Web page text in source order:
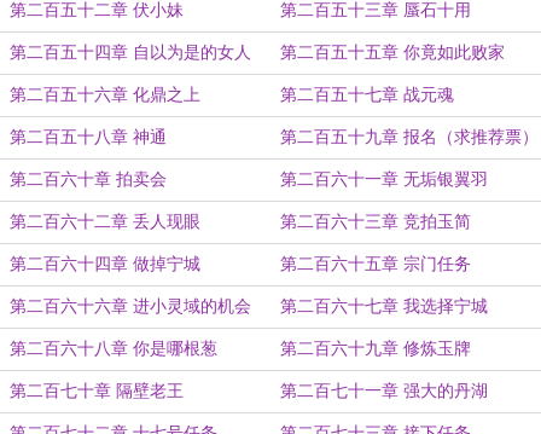
第二百五十二章 伏小妹 第二百五十三章 蜃石十用
第二百五十四章 自以为是的女人 第二百五十五章 你竟如此败家
第二百五十六章 化鼎之上 第二百五十七章 战元魂
第二百五十八章 神通 第二百五十九章 报名（求推荐票）
第二百六十章 拍卖会 第二百六十一章 无垢银翼羽
第二百六十二章 丢人现眼 第二百六十三章 竞拍玉简
第二百六十四章 做掉宁城 第二百六十五章 宗门任务
第二百六十六章 进小灵域的机会 第二百六十七章 我选择宁城
第二百六十八章 你是哪根葱 第二百六十九章 修炼玉牌
第二百七十章 隔壁老王 第二百七十一章 强大的丹湖